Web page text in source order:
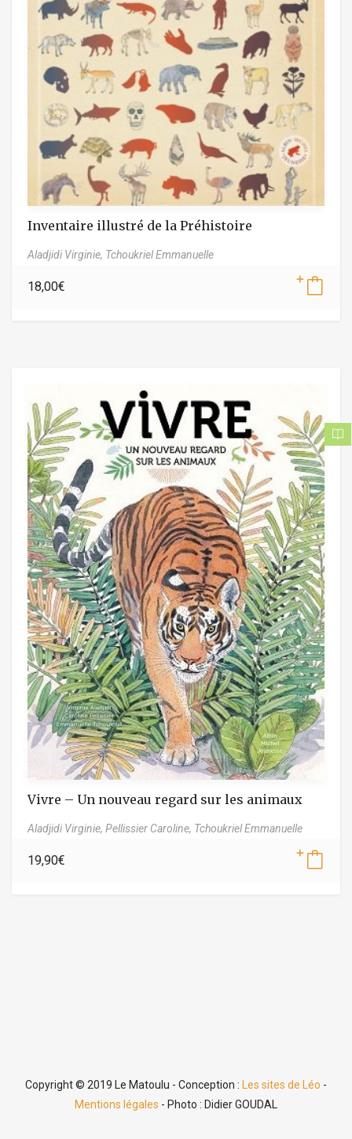
Inventaire illustré de la Préhistoire
Aladjidi Virginie, Tchoukriel Emmanuelle
18,00€
Vivre – Un nouveau regard sur les animaux
Aladjidi Virginie, Pellissier Caroline, Tchoukriel Emmanuelle
19,90€
Copyright © 2019 Le Matoulu - Conception : Les sites de Léo -
Mentions légales - Photo : Didier GOUDAL